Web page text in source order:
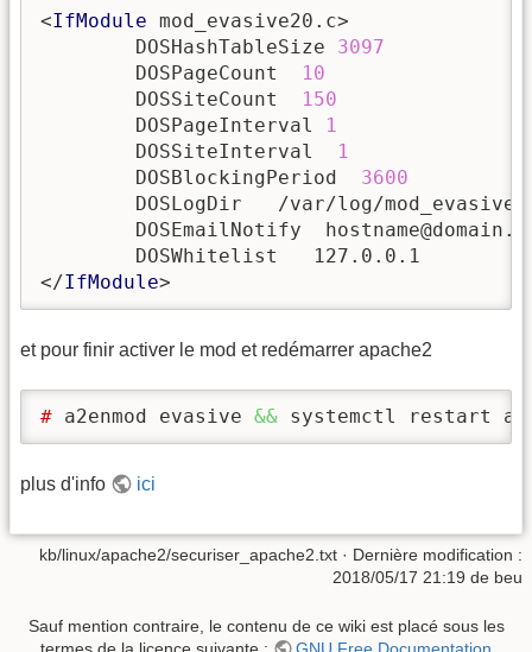
<IfModule mod_evasive20.c>
	DOSHashTableSize
3097
	DOSPageCount
10
	DOSSiteCount
150
	DOSPageInterval
1
	DOSSiteInterval
1
	DOSBlockingPeriod
3600
</IfModule>
et pour finir activer le mod et redémarrer apache2
# a2enmod evasive && systemctl restart
plus d'info ici
kb/linux/apache2/securiser_apache2.txt · Dernière modification :
2018/05/17 21:19 de beu
Sauf mention contraire, le contenu de ce wiki est placé sous les